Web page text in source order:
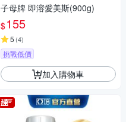
子母牌 即溶愛美斯(900g)
$155
5 (4)
挑戰低價
加入購物車